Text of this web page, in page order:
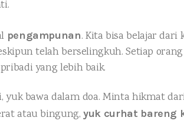
pengampunan. Kita bisa belajar dari
telah berselingkuh. Setiap
yang lebih baik.
bawa dalam doa. Minta hikmat
atau bingung,yuk curhat bareng